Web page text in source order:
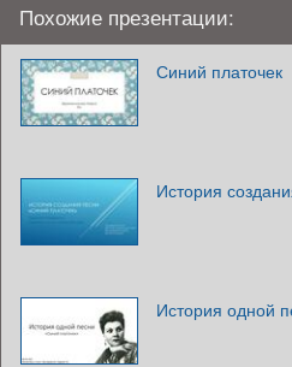
Похожие презентации:
Синий платочек
История
История одной